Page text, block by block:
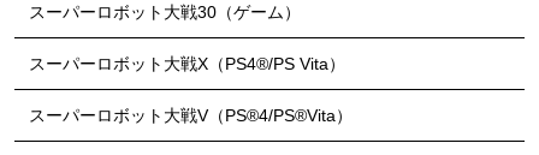
スーパーロボット大戦30（ゲーム）
スーパーロボット大戦X（PS4®/PS Vita）
スーパーロボット大戦V（PS®4/PS®Vita）